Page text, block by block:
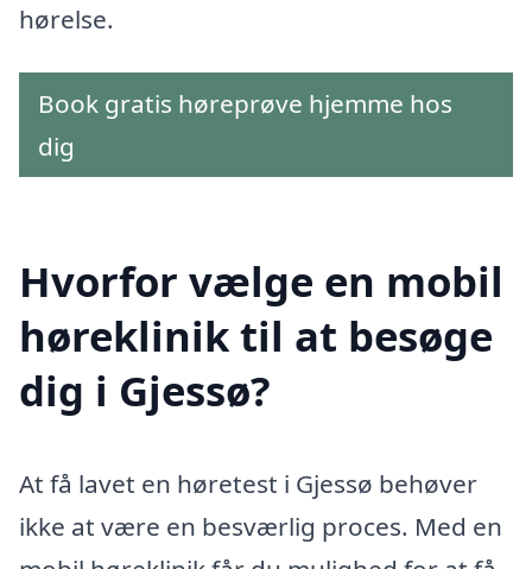
hørelse.
Book gratis høreprøve hjemme hos
dig
Hvorfor vælge en mobil
høreklinik til at besøge
dig i Gjessø?
At få lavet en høretest i Gjessø behøver
ikke at være en besværlig proces. Med en